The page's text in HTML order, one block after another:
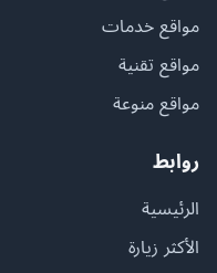
مواقع خدمات
مواقع تقنية
مواقع منوعة
روابط
الرئيسية
الأكثر زيارة